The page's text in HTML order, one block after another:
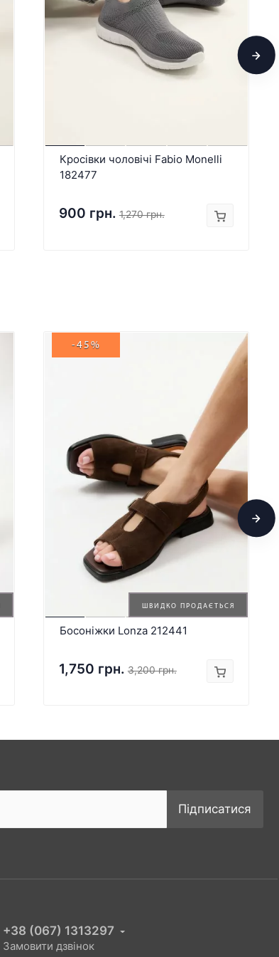
Кросівки чоловічі Fabio Monelli
182477
900 грн. 1,270 грн.
ШВИДКО ПРОДАЄТЬСЯ
-45%
Босоніжки Lonza 212441
1,750 грн. 3,200 грн.
Підписатися
+38 (067) 1313297
Замовити дзвінок